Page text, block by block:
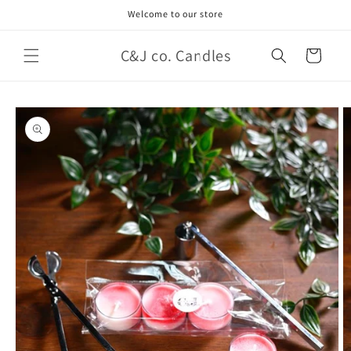
Welcome to our store
C&J co. Candles Carrito
directamente
a la
información